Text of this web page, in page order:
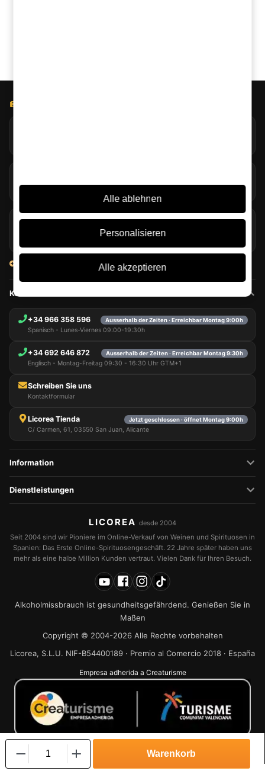
07/08/2026
Glenmorangie und Harrison Ford bringen Single Malt in
den Travel Retail
Kontakt
+34 966 358 596 Ausserhalb der Zeiten · Erreichbar Montag 9:00h
Spanisch - Lunes-Viernes 09:00-19:30h
+34 692 646 872 Ausserhalb der Zeiten · Erreichbar Montag 9:30h
Englisch - Montag-Freitag 09:30 - 16:30 Uhr GTM+1
Schreiben Sie uns
Kontaktformular
Licorea Tienda Jetzt geschlossen · öffnet Montag 9:00h
C/ Carmen, 61, 03550 San Juan, Alicante
Information
Dienstleistungen
LICOREA desde 2004
Seit 2004 sind wir Pioniere im Online-Verkauf von Weinen und Spirituosen in
Spanien: Das Erste Online-Spirituosengeschäft. 22 Jahre später haben uns
mehr als eine halbe Million Kunden vertraut. Vielen Dank für Ihren Besuch.
Alkoholmissbrauch ist gesundheitsgefährdend. Genießen Sie in
Maßen
Copyright © 2004-2026 Alle Rechte vorbehalten
Licorea, S.L.U. NIF-B54400189 · Premio al Comercio 2018 · España
Empresa adherida a Creaturisme
Alle ablehnen
Personalisieren
Alle akzeptieren